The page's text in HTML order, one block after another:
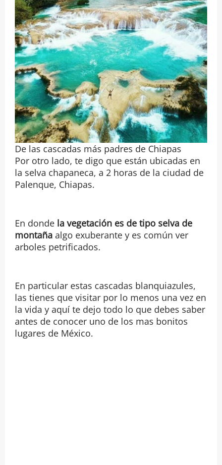
De las cascadas más padres de Chiapas
Por otro lado, te digo que están ubicadas en
la selva chapaneca, a 2 horas de la ciudad de
Palenque, Chiapas.
En donde la vegetación es de tipo selva de
montañaalgo exuberante y es común ver
arboles petrificados.
En particular estas cascadas blanquiazules,
las tienes que visitar por lo menos una vez en
la vida y aquí te dejo todo lo que debes saber
antes de conocer uno de los mas bonitos
lugares de México.